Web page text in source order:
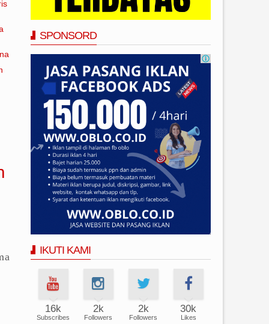
SPONSORD
IKUTI KAMI
16k
Subscribes
2k
Followers
2k
Followers
30k
Likes